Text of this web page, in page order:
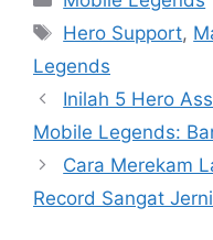
Tags
Hero Support,
Legends
Inilah 5 Hero
Mobile Legends:
Cara Merekam
Record Sangat